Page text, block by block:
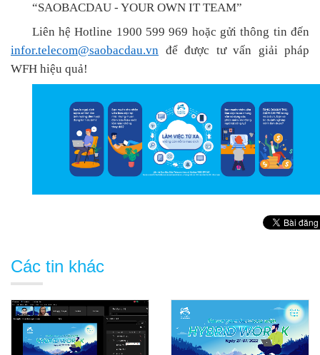
“SAOBACDAU- YOUROWN IT TEAM”
Liên hệ Hotline 1900 599 969 hoặc gửi thông tin đến
infor.telecom@saobacdau.vn để được tư vấn giải pháp
WFH hiệu quả!
Các tin khác